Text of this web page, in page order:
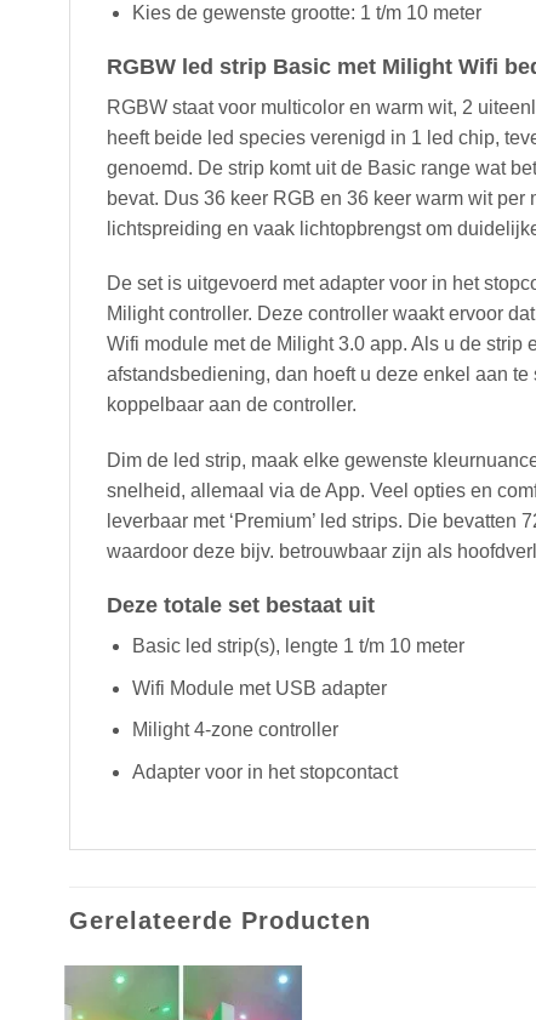
Kies de gewenste grootte: 1 t/m 10 meter
RGBW led strip Basic met Milight Wifi
RGBW staat voor multicolor en warm wit, 2
heeft beide led species verenigd in 1 led chip,
genoemd. De strip komt uit de Basic range wat
bevat. Dus 36 keer RGB en 36 keer warm wit
lichtspreiding en vaak lichtopbrengst om
De set is uitgevoerd met adapter voor in het
Milight controller. Deze controller waakt ervoor
Wifi module met de Milight 3.0 app. Als u de strip
afstandsbediening, dan hoeft u deze enkel aan
koppelbaar aan de controller.
Dim de led strip, maak elke gewenste
snelheid, allemaal via de App. Veel opties en
leverbaar met ‘Premium’ led strips. Die bevatten
waardoor deze bijv. betrouwbaar zijn als
Deze totale set bestaat uit
Basic led strip(s), lengte 1 t/m 10 meter
Wifi Module met USB adapter
Milight 4-zone controller
Adapter voor in het stopcontact
Gerelateerde Producten